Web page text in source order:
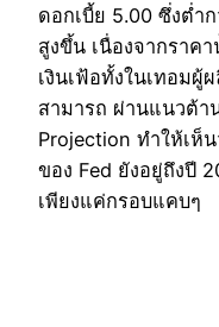
ดอกเบี้ย 5.00 ซึ่งต่ำ
สูงขึ้น เนื่องจากราค
เงินเฟ้อทั้งในเทอม
สามารถ ผ่านแนวต้า
Projection ทำให้เห็
ของ Fed ยังอยู่ถึงปี
เพียงแค่กรอบแคบๆ